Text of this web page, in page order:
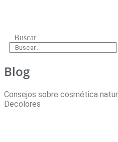
Buscar
Blog
Consejos sobre cosmética
Decolores